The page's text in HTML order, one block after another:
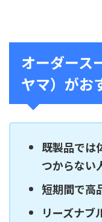
オーダース
ヤマ）がお
既製品では
つからない
短期間で高
リーズナブ